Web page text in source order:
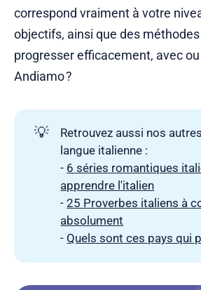
correspond vraiment à votre
objectifs, ainsi que des
progresser efficacement, avec
Andiamo ?
💡
Retrouvez aussi nos
langue italienne :
- 6 séries romantiques
apprendre l'italien
-25 Proverbes italiens à
absolument
- Quels sont ces pays qui